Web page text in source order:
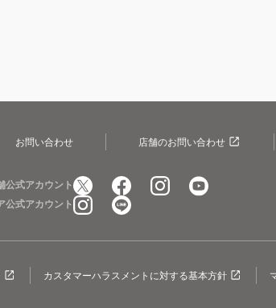
お問い合わせ 店舗のお問い合わせ
公式アカウント
公式アカウント
カスタマーハラスメントに対する基本方針